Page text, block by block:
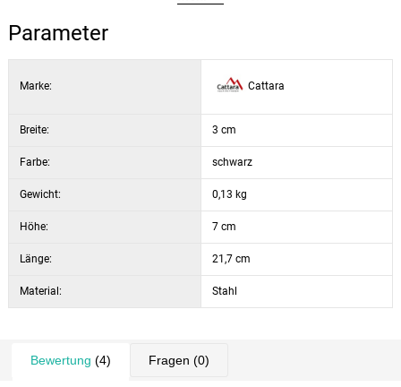
versehen, um ihn am Rand der Tasche zu befestigen. Der Griff ist
ergonomisch geformt und gut verarbeitet.
Klingenmaterial: SS 420
Gewicht: 132 g
Parameter
Marke: Cattara
Breite: 3 cm
Farbe: schwarz
Gewicht: 0,13 kg
Höhe: 7 cm
Länge: 21,7 cm
Material: Stahl
Bewertung (4) Fragen (0)